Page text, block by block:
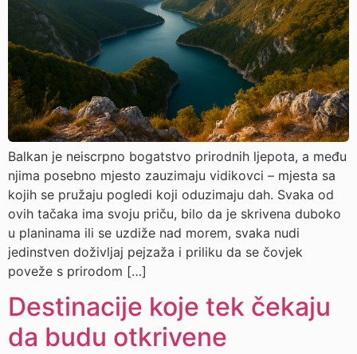
Balkan je neiscrpno bogatstvo prirodnih ljepota, a među
njima posebno mjesto zauzimaju vidikovci – mjesta sa
kojih se pružaju pogledi koji oduzimaju dah. Svaka od
ovih tačaka ima svoju priču, bilo da je skrivena duboko
u planinama ili se uzdiže nad morem, svaka nudi
jedinstven doživljaj pejzaža i priliku da se čovjek
poveže s prirodom […]
Destinacije koje tek čekaju
da budu otkrivene